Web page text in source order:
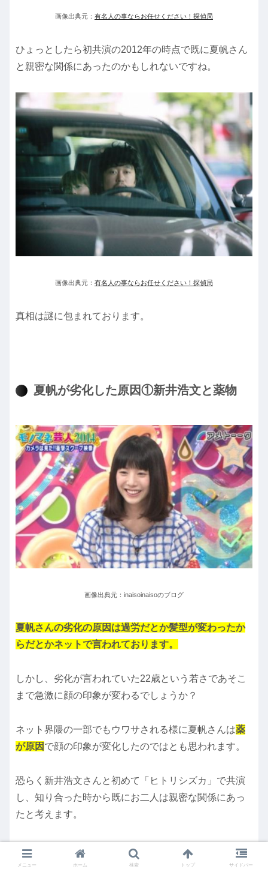
画像出典元： 有名人の事ならお任せください！探偵局
ひょっとしたら初共演の2012年の時点で既に夏帆さん
と親密な関係にあったのかもしれないですね。
画像出典元： 有名人の事ならお任せください！探偵局
真相は謎に包まれております。
夏帆が劣化した原因①新井浩文と薬物
画像出典元：inaisoinaisoのブログ
夏帆さんの劣化の原因は過労だとか髪型が変わったか
らだとかネットで言われております。
しかし、劣化が言われていた22歳という若さであそこ
まで急激に顔の印象が変わるでしょうか？
ネット界隈の一部でもウワサされる様に夏帆さんは薬
が原因 で顔の印象が変化したのではとも思われます。
恐らく新井浩文さんと初めて「ヒトリシズカ」で共演
し、知り合った時から既にお二人は親密な関係にあっ
たと考えます。
その際に、
新井さんから薬を誘われたのではとも考え
られますね。
メニュー ホーム 検索 トップ サイドバー